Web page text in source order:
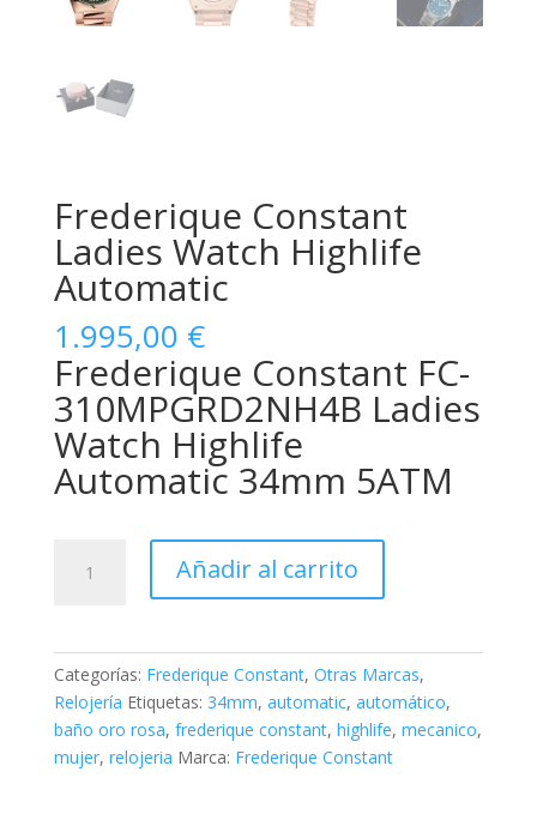
Frederique Constant
Ladies Watch Highlife
Automatic
1.995,00 €
Frederique Constant FC-
310MPGRD2NH4B Ladies
Watch Highlife
Automatic 34mm 5ATM
Constant
Automatic
cantidad
Añadir al carrito
Categorías: Frederique Constant, Otras Marcas,
Relojería Etiquetas: 34mm, automatic, automático,
baño oro rosa, frederique constant, highlife, mecanico,
mujer, relojeria Marca: Frederique Constant